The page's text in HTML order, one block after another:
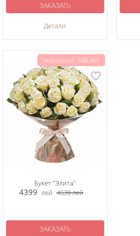
Детали
ЗАКАЗАТЬ
Экономия: 140 лей
Букет "Элита"
4399 лей 4539лей
ЗАКАЗАТЬ